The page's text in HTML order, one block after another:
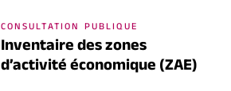
CONSULTATION PUBLIQUE
Inventaire des zones
d’activité économique (ZAE)